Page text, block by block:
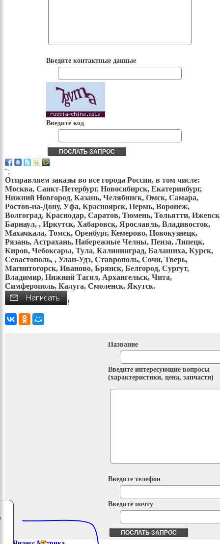
Введите контактные данные
Введите код
";
Отправляем заказы во все города России, в том числе:
Москва, Санкт-Петербург, Новосибирск, Екатеринбург,
Нижний Новгород, Казань, Челябинск, Омск, Самара,
Ростов-на-Дону, Уфа, Красноярск, Пермь, Воронеж,
Волгоград, Краснодар, Саратов, Тюмень, Тольятти,
Барнаул, , Иркутск, Хабаровск, Ярославль, Владивосток,
Махачкала, Томск, Оренбург, Кемерово, Новокузнецк,
Рязань, Астрахань, Набережные Челны, Пенза, Липецк,
Киров, Чебоксары, Тула, Калининград, Балашиха, Курск,
Севастополь, , Улан-Удэ, Ставрополь, Сочи, Тверь,
Магнитогорск, Иваново, Брянск, Белгород, Сургут,
Владимир, Нижний Тагил, Архангельск, Чита,
Симферополь, Калуга, Смоленск, Якутск.
!
Название
Введите интересующие вопросы
(характеристики, цена, запчасти)
Введите телефон
Введите почту